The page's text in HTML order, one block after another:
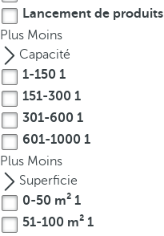
r
s
t
o
p
t
i
o
n
o
n
Lancement de produits
Plus Moins
Capacité
1-150 1
151-300 1
301-600 1
601-1000 1
Plus Moins
Superficie
0-50 m² 1
51-100 m² 1